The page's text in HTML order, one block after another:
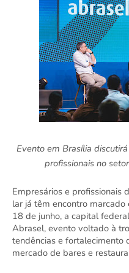
Evento em Brasília
profissionais no
Empresários e profissionais
lar já têm encontro
18 de junho, a capital
Abrasel, evento voltado à
tendências e fortalecimento
mercado de bares e